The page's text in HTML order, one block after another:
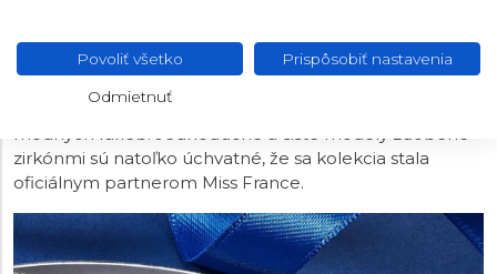
FESTINA MADEMOISELLE
Dámska kolekcia s názvom Modemoiselle je plná
jemných kriviek, zmyselných detailov a príjemných
módnych farieb. Jednoduché a čisté modely zdobené
zirkónmi sú natoľko úchvatné, že sa kolekcia stala
oficiálnym partnerom Miss France.
Povoliť všetko Prispôsobiť nastavenia
Odmietnuť